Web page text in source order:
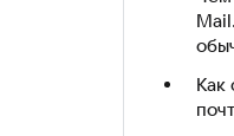
Как